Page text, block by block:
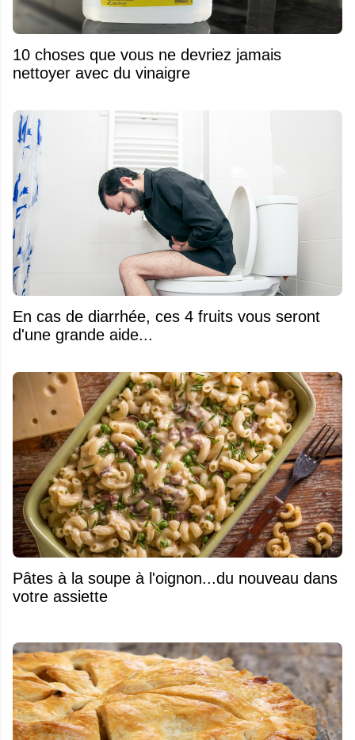
10 choses que vous ne devriez jamais
nettoyer avec du vinaigre
En cas de diarrhée, ces 4 fruits vous seront
d'une grande aide...
Pâtes à la soupe à l'oignon...du nouveau dans
votre assiette